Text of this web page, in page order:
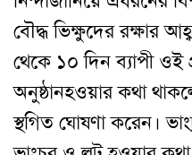
বৌদ্ধ ভিক্ষুদের রক্ষার
থেকে ১০ দিন ব্যাপী ওই
অনুষ্ঠানহওয়ার কথা
স্থগিত ঘোষণা করেন।